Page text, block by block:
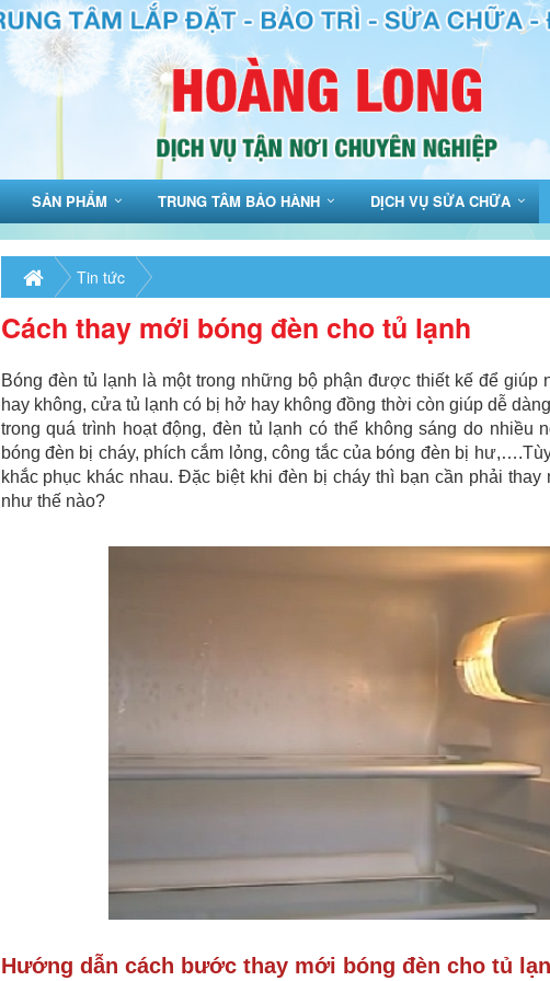
SẢN PHẨM TRUNG TÂM BẢO HÀNH DỊCH VỤ SỬA CHỮA
Tin tức
Cách thay mới bóng đèn cho tủ lạnh
Bóng đèn tủ lạnh là một trong những bộ phận được thiết kế để
hay không, cửa tủ lạnh có bị hở hay không đồng thời còn giúp dễ
trong quá trình hoạt động, đèn tủ lạnh có thể không sáng do nhiều
bóng đèn bị cháy, phích cắm lỏng, công tắc của bóng đèn bị
khắc phục khác nhau. Đặc biệt khi đèn bị cháy thì bạn cần phải
như thế nào?
Hướng dẫn cách bước thay mới bóng đèn cho tủ